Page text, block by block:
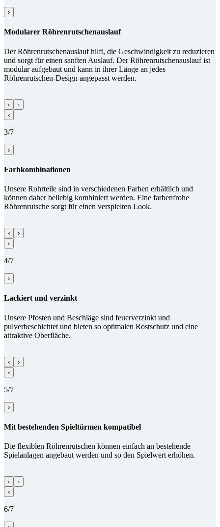
›
Modularer Röhren­rutschen­auslauf
Der Röhrenrutschenauslauf hilft, die Geschwindigkeit zu reduzieren
und sorgt für einen sanften Auslauf. Der Röhrenrutschenauslauf ist
modular aufgebaut und kann in ihrer Länge an jedes
Röhrenrutschen-Design angepasst werden.
‹
›
‹
3/7
›
Farbkombi­nationen
Unsere Rohrteile sind in verschiedenen Farben erhältlich und
können daher beliebig kombiniert werden. Eine farbenfrohe
Röhrenrutsche sorgt für einen verspielten Look.
‹
›
‹
4/7
›
Lackiert und verzinkt
Unsere Pfosten und Beschläge sind feuerverzinkt und
pulverbeschichtet und bieten so optimalen Rostschutz und eine
attraktive Oberfläche.
‹
›
‹
5/7
›
Mit bestehenden Spiel­türmen kompatibel
Die flexiblen Röhrenrutschen können einfach an bestehende
Spielanlagen angebaut werden und so den Spielwert erhöhen.
‹
›
‹
6/7